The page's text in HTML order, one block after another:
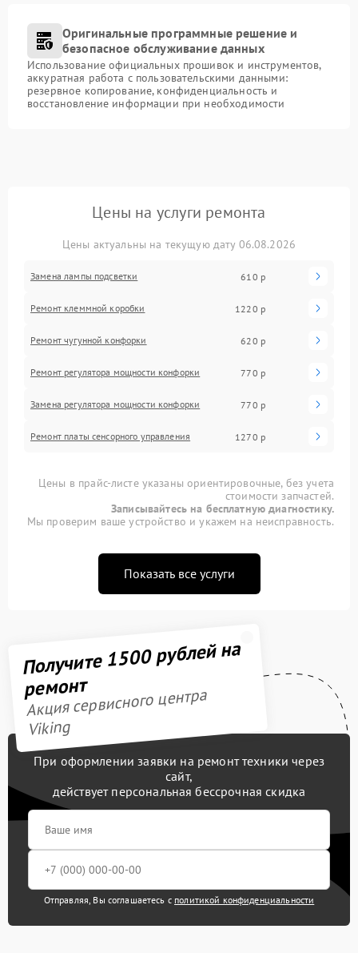
Оригинальные программные решение и
безопасное обслуживание данных
Использование официальных прошивок и инструментов,
аккуратная работа с пользовательскими данными:
резервное копирование, конфиденциальность и
восстановление информации при необходимости
Цены на услуги ремонта
Цены актуальны на текущую дату 06.08.2026
Замена лампы подсветки 610 р
Ремонт клеммной коробки 1220 р
Ремонт чугунной конфорки 620 р
Ремонт регулятора мощности конфорки 770 р
Замена регулятора мощности конфорки 770 р
Ремонт платы сенсорного управления 1270 р
Цены в прайс-листе указаны ориентировочные, без учета
стоимости запчастей.
Записывайтесь на бесплатную диагностику.
Мы проверим ваше устройство и укажем на неисправность.
Показать все услуги
Получите 1500 рублей на
ремонт
Акция сервисного центра
Viking
При оформлении заявки на ремонт техники через
сайт,
действует персональная бессрочная скидка
Отправляя, Вы соглашаетесь с политикой конфиденциальности